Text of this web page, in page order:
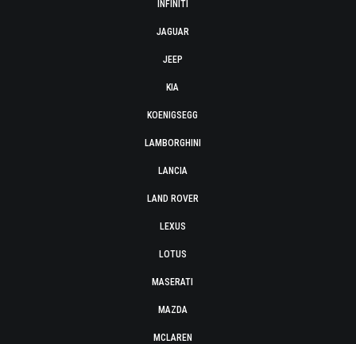
INFINITI
JAGUAR
JEEP
KIA
KOENIGSEGG
LAMBORGHINI
LANCIA
LAND ROVER
LEXUS
LOTUS
MASERATI
MAZDA
MCLAREN